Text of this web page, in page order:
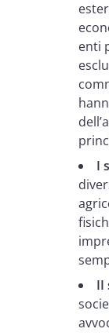
enti
I
II